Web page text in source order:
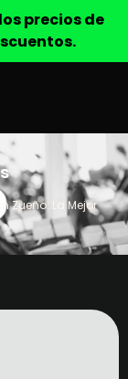
precios de
Zueño: La Mejor